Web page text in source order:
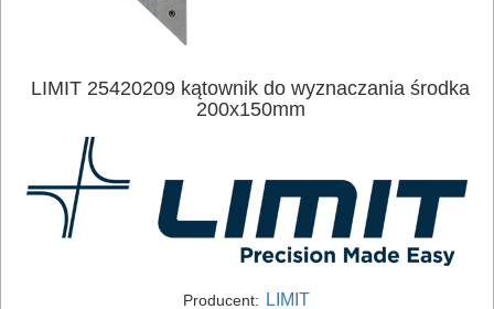
ELEKTRONARZĘDZIA
LIMIT 25420209 kątownik do wyznaczania środka
200x150mm
Producent: LIMIT